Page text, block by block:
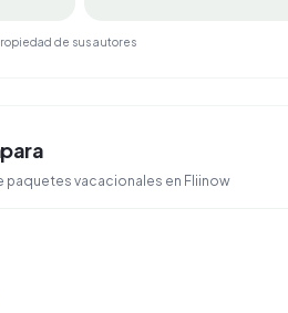
de sus autores
paquetes vacacionales en Fliinow